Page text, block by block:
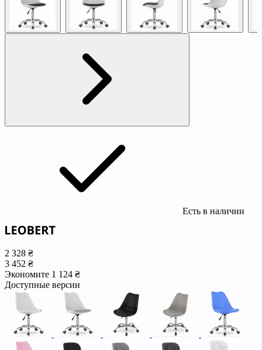
Есть в наличии
2 328 ₴
3 452 ₴
Экономите 1 124 ₴
Доступные версии